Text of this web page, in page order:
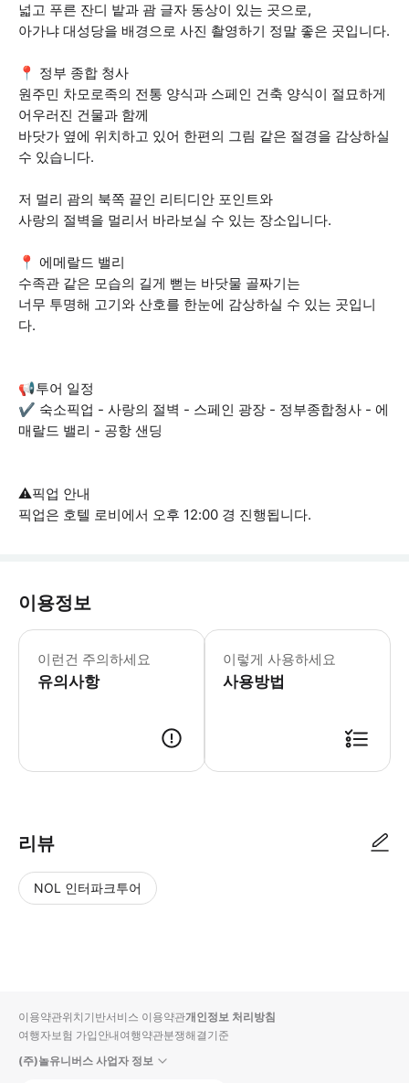
넓고 푸른 잔디 밭과 괌 글자 동상이 있는 곳으로,
아가냐 대성당을 배경으로 사진 촬영하기 정말 좋은 곳입니다.
📍 정부 종합 청사
원주민 차모로족의 전통 양식과 스페인 건축 양식이 절묘하게
어우러진 건물과 함께
바닷가 옆에 위치하고 있어 한편의 그림 같은 절경을 감상하실
수 있습니다.
저 멀리 괌의 북쪽 끝인 리티디안 포인트와
사랑의 절벽을 멀리서 바라보실 수 있는 장소입니다.
📍 에메랄드 밸리
수족관 같은 모습의 길게 뻗는 바닷물 골짜기는
너무 투명해 고기와 산호를 한눈에 감상하실 수 있는 곳입니
다.
📢투어 일정
✔ 숙소픽업 - 사랑의 절벽 - 스페인 광장 - 정부종합청사 - 에
매랄드 밸리 - 공항 샌딩
⚠️픽업 안내
픽업은 호텔 로비에서 오후 12:00 경 진행됩니다.
이용정보
이런건 주의하세요
유의사항
[픽업안내] - 픽업은 호텔 로비에서 오
이렇게 사용하세요
사용방법
리뷰
NOL 인터파크투어
입니
다.
순
상
이용약관위치기반서비스 이용약관개인정보 처리방침
여행자보험 가입안내여행약관분쟁해결기준
(주)놀유니버스 사업자 정보